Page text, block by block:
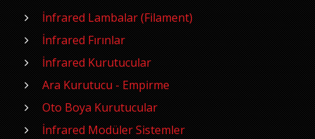
İnfrared Lambalar (Filament)
İnfrared Fırınlar
İnfrared Kurutucular
Ara Kurutucu - Empirme
Oto Boya Kurutucular
İnfrared Modüler Sistemler